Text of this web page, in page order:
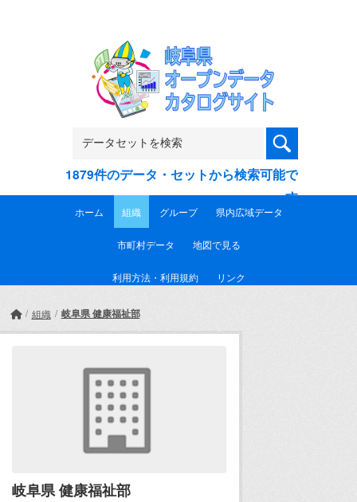
1879件のデータ・セットから検索可能で
す
ホーム 組織 グループ 県内広域データ
市町村データ 地図で見る
利用方法・利用規約 リンク
組織 岐阜県 健康福祉部
岐阜県 健康福祉部